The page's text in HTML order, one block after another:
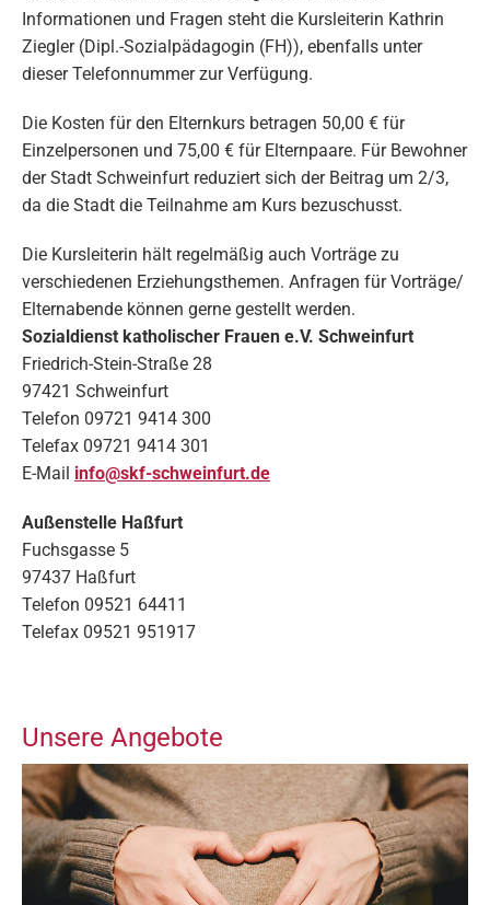
Informationen und Fragen steht die Kursleiterin Kathrin
Ziegler (Dipl.-Sozialpädagogin (FH)), ebenfalls unter
dieser Telefonnummer zur Verfügung.
Die Kosten für den Elternkurs betragen 50,00 € für
Einzelpersonen und 75,00 € für Elternpaare. Für Bewohner
der Stadt Schweinfurt reduziert sich der Beitrag um 2/3,
da die Stadt die Teilnahme am Kurs bezuschusst.
Die Kursleiterin hält regelmäßig auch Vorträge zu
verschiedenen Erziehungsthemen. Anfragen für Vorträge/
Elternabende können gerne gestellt werden.
Sozialdienst katholischer Frauen e.V. Schweinfurt
Friedrich-Stein-Straße 28
97421 Schweinfurt
Telefon 09721 9414 300
Telefax 09721 9414 301
E-Mail info@skf-schweinfurt.de
Außenstelle Haßfurt
Fuchsgasse 5
97437 Haßfurt
Telefon 09521 64411
Telefax 09521 951917
Unsere Angebote